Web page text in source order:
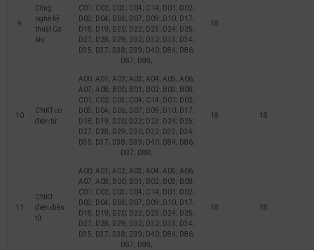
9
Công
nghệ kỹ
thuật Cơ
khí
C01; C02; C03; C04; C14; D01; D02;
D03; D04; D06; D07; D09; D10; D17;
D18; D19; D20; D22; D23; D24; D25;
D27; D28; D29; D30; D32; D33; D34;
D35; D37; D38; D39; D40; D84; D86;
D87; D88;
18
10
CNKT cơ
điện tử
A00; A01; A02; A03; A04; A05; A06;
A07; A08; B00; B01; B02; B03; B08;
C01; C02; C03; C04; C14; D01; D02;
D03; D04; D06; D07; D09; D10; D17;
D18; D19; D20; D22; D23; D24; D25;
D27; D28; D29; D30; D32; D33; D34;
D35; D37; D38; D39; D40; D84; D86;
D87; D88;
18 18
11
CNKT
điện điện
tử
A00; A01; A02; A03; A04; A05; A06;
A07; A08; B00; B01; B02; B03; B08;
C01; C02; C03; C04; C14; D01; D02;
D03; D04; D06; D07; D09; D10; D17;
D18; D19; D20; D22; D23; D24; D25;
D27; D28; D29; D30; D32; D33; D34;
D35; D37; D38; D39; D40; D84; D86;
D87; D88;
18 18